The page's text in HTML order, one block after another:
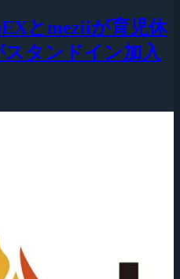
とmeziiが育児休
タンドイン加入